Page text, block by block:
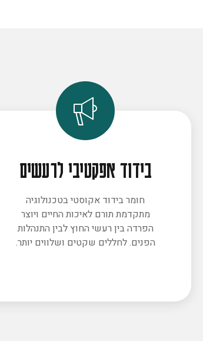
בידוד אפקטיבי לרעשים
חומר בידוד אקוסטי בטכנולוגיה
מתקדמת תורם לאיכות החיים ויוצר
הפרדה בין רעשי החוץ לבין התנהלות
הפנים. לחללים שקטים ושלווים יותר.